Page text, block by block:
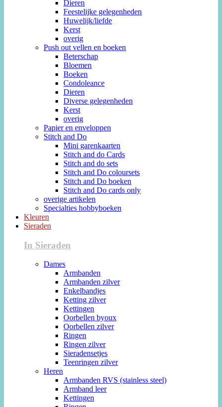
Dieren
Feestelijke gelegenheden
Huwelijk/liefde
Kerst
overig
Push out vellen en boeken
Beterschap
Bloemen
Boeken
Condoleance
Dieren
Diverse gelegenheden
Kerst
overig
Papier en enveloppen
Stitch and Do
Mini garenkaarten
Stitch and do Cards
Stitch and do sets
Stitch and Do coloursets
Stitch and Do boeken
Stitch and Do cards only
overige artikelen
Specialties hobbyboeken
Kleuren
Sieraden
In Sieraden
Dames
Armbanden
Armbanden zilver
Enkelbandjes
Ketting zilver
Kettingen
Oorbellen byoux
Oorbellen zilver
Ringen
Ringen zilver
Sieradensetjes
Teenringen zilver
Heren
Armbanden RVS (stainless steel)
Armband leer
Kettingen